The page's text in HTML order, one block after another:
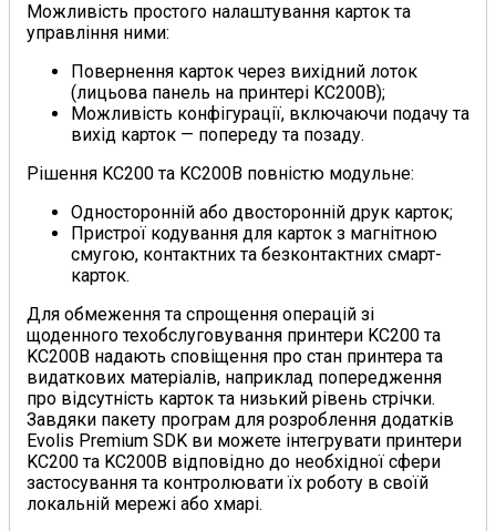
Можливість простого налаштування карток та
управління ними:
Повернення карток через вихідний лоток
(лицьова панель на принтері KC200B);
Можливість конфігурації, включаючи подачу та
вихід карток — попереду та позаду.
Рішення KC200 та KC200B повністю модульне:
Односторонній або двосторонній друк карток;
Пристрої кодування для карток з магнітною
смугою, контактних та безконтактних смарт-
карток.
Для обмеження та спрощення операцій зі
щоденного техобслуговування принтери KC200 та
KC200B надають сповіщення про стан принтера та
видаткових матеріалів, наприклад попередження
про відсутність карток та низький рівень стрічки.
Завдяки пакету програм для розроблення додатків
Evolis Premium SDK ви можете інтегрувати принтери
KC200 та KC200B відповідно до необхідної сфери
застосування та контролювати їх роботу в своїй
локальній мережі або хмарі.